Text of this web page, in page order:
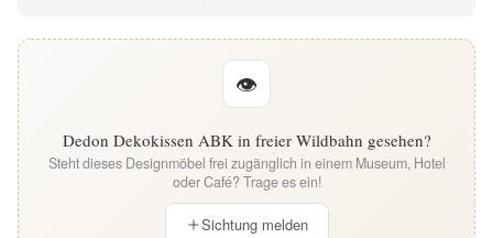
Deutsch
👁
Dedon Dekokissen ABK in freier Wildbahn gesehen?
Steht dieses Designmöbel frei zugänglich in einem Museum, Hotel
oder Café? Trage es ein!
Sichtung melden